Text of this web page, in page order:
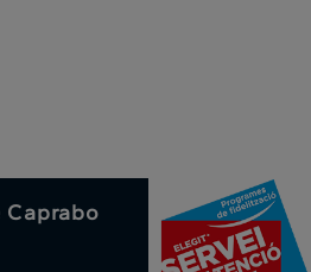
Caprabo